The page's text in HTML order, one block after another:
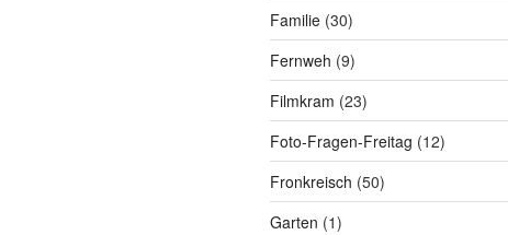
Familie(30)
Fernweh (9)
Filmkram (23)
Foto-Fragen-Freitag (12)
Fronkreisch (50)
Garten (1)